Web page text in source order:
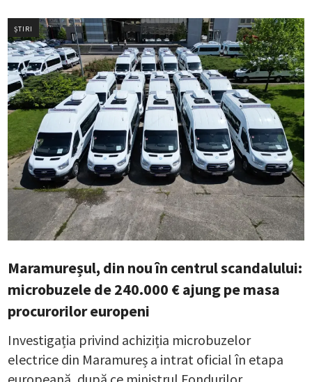
ȘTIRI
Maramureșul, din nou în centrul scandalului:
microbuzele de 240.000 € ajung pe masa
procurorilor europeni
Investigația privind achiziția microbuzelor
electrice din Maramureș a intrat oficial în etapa